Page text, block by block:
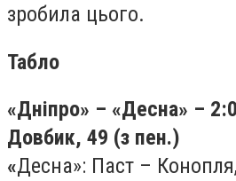
зробила цього.
Табло
«Дніпро» – «Десна» –
Довбик, 49 (з пен.)
«Десна»: Паст –